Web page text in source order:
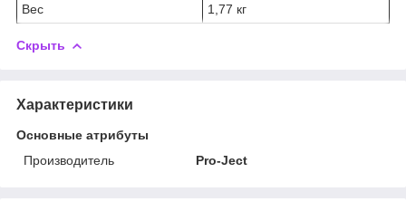
Вес
1,77 кг
Скрыть
Характеристики
Основные атрибуты
Производитель
Pro-Ject